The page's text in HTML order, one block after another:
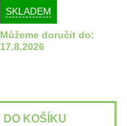
SKLADEM
Můžeme doručit do:
17.8.2026